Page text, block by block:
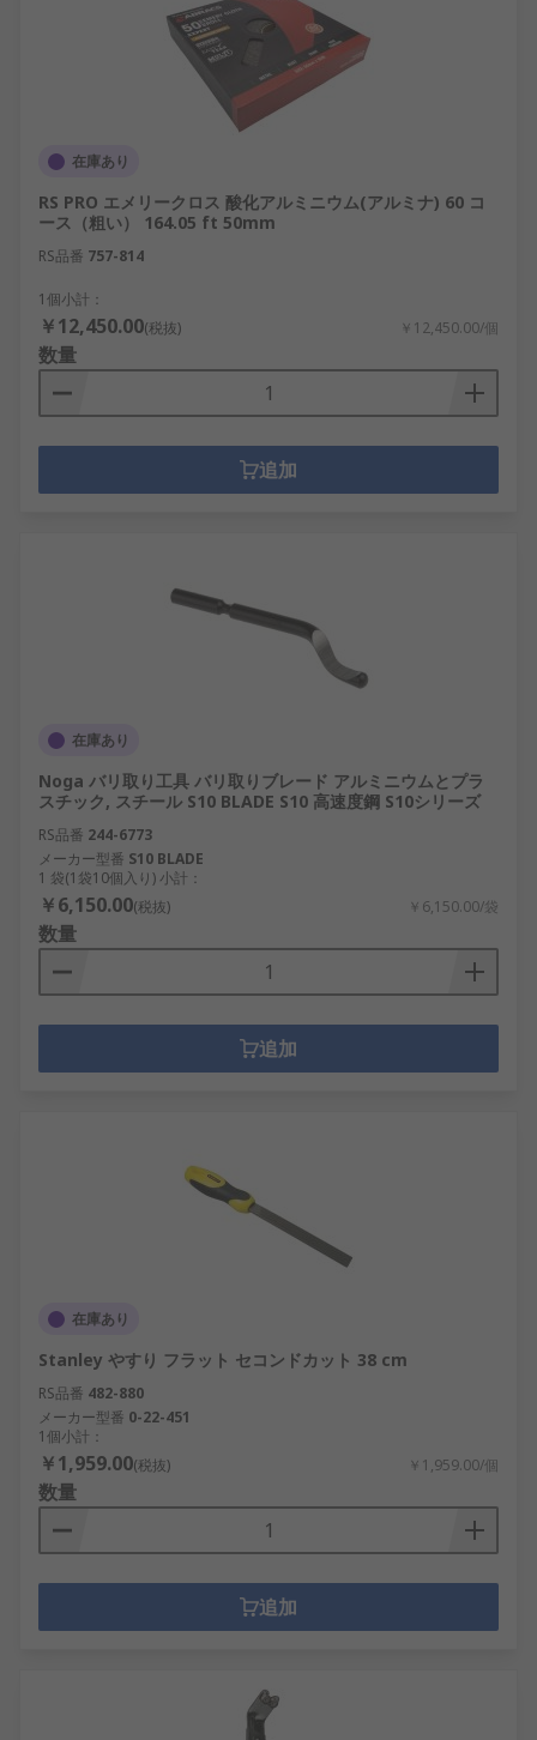
在庫あり
RS PRO エメリークロス 酸化アルミニウム(アルミナ) 60 コ
ース（粗い） 164.05 ft 50mm
RS品番 757-814
1個小計：
￥12,450.00(税抜) ￥12,450.00/個
数量
追加
在庫あり
Noga バリ取り工具 バリ取りブレード アルミニウムとプラ
スチック, スチール S10 BLADE S10 高速度鋼 S10シリーズ
RS品番 244-6773
メーカー型番 S10 BLADE
1 袋(1袋10個入り) 小計：
￥6,150.00(税抜) ￥6,150.00/袋
数量
追加
在庫あり
Stanley やすり フラット セコンドカット 38 cm
RS品番 482-880
メーカー型番 0-22-451
1個小計：
￥1,959.00(税抜) ￥1,959.00/個
数量
追加